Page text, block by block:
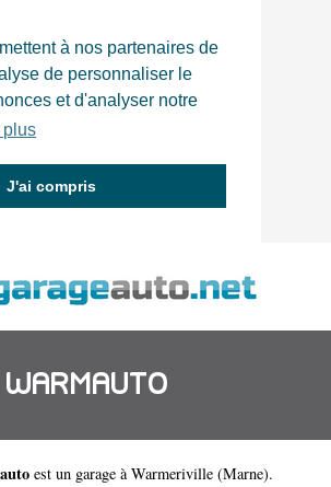
à nos partenaires de
de personnaliser le
et d'analyser notre
plus
J'ai compris
WARMAUTO
est un garage à Warmeriville (Marne).